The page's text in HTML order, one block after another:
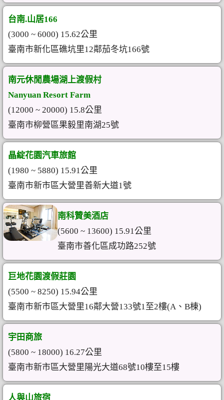
台南.山居166
(3000 ~ 6000) 15.62公里
臺南市新化區礁坑里12鄰茄冬坑166號
南元休閒農場湖上渡假村
Nanyuan Resort Farm
(12000 ~ 20000) 15.8公里
臺南市柳營區果毅里南湖25號
晶綻花園汽車旅館
(1980 ~ 5880) 15.91公里
臺南市新市區大營里善新大道1號
南科贊美酒店
(5600 ~ 13600) 15.91公里
臺南市善化區成功路252號
巨地花園渡假莊園
(5500 ~ 8250) 15.94公里
臺南市新市區大營里16鄰大營133號1至2樓(A、B棟)
宇田商旅
(5800 ~ 18000) 16.27公里
臺南市新市區大營里陽光大道68號10樓至15樓
人與山旅宿